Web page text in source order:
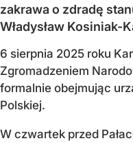
zakrawa o zdradę
Władysław Kosiniak-
6 sierpnia 2025 roku
Zgromadzeniem
formalnie obejmując
Polskiej.
W czwartek przed